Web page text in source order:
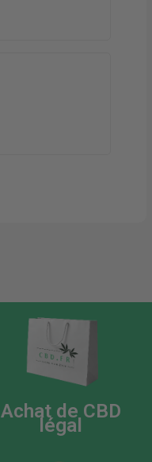
Achat de CBD
légal